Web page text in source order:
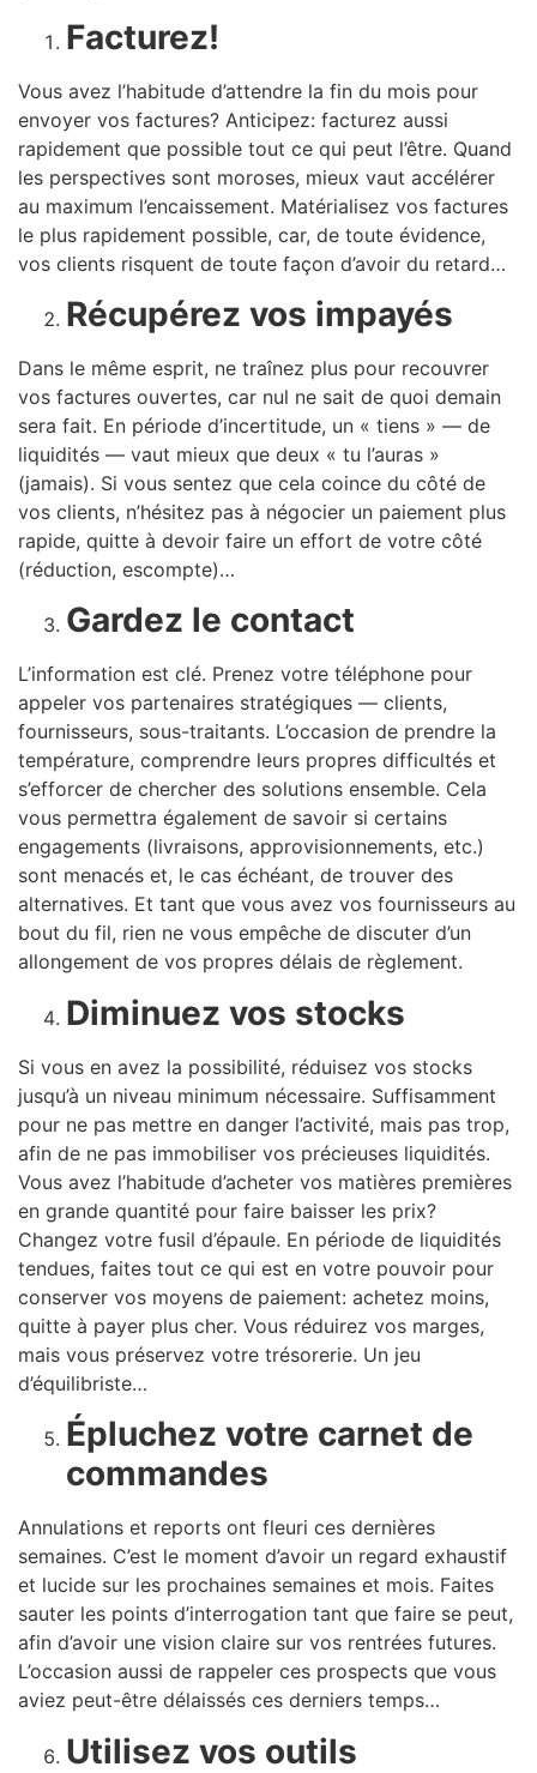
Facturez!
Vous avez l’habitude d’attendre la fin du mois pour
envoyer vos factures? Anticipez: facturez aussi
rapidement que possible tout ce qui peut l’être. Quand
les perspectives sont moroses, mieux vaut accélérer
au maximum l’encaissement. Matérialisez vos factures
le plus rapidement possible, car, de toute évidence,
vos clients risquent de toute façon d’avoir du retard…
Récupérez vos impayés
Dans le même esprit, ne traînez plus pour recouvrer
vos factures ouvertes, car nul ne sait de quoi demain
sera fait. En période d’incertitude, un « tiens » — de
liquidités — vaut mieux que deux « tu l’auras »
(jamais). Si vous sentez que cela coince du côté de
vos clients, n’hésitez pas à négocier un paiement plus
rapide, quitte à devoir faire un effort de votre côté
(réduction, escompte)…
Gardez le contact
L’information est clé. Prenez votre téléphone pour
appeler vos partenaires stratégiques — clients,
fournisseurs, sous-traitants. L’occasion de prendre la
température, comprendre leurs propres difficultés et
s’efforcer de chercher des solutions ensemble. Cela
vous permettra également de savoir si certains
engagements (livraisons, approvisionnements, etc.)
sont menacés et, le cas échéant, de trouver des
alternatives. Et tant que vous avez vos fournisseurs au
bout du fil, rien ne vous empêche de discuter d’un
allongement de vos propres délais de règlement.
Diminuez vos stocks
Si vous en avez la possibilité, réduisez vos stocks
jusqu’à un niveau minimum nécessaire. Suffisamment
pour ne pas mettre en danger l’activité, mais pas trop,
afin de ne pas immobiliser vos précieuses liquidités.
Vous avez l’habitude d’acheter vos matières premières
en grande quantité pour faire baisser les prix?
Changez votre fusil d’épaule. En période de liquidités
tendues, faites tout ce qui est en votre pouvoir pour
conserver vos moyens de paiement: achetez moins,
quitte à payer plus cher. Vous réduirez vos marges,
mais vous préservez votre trésorerie. Un jeu
d’équilibriste…
Épluchez votre carnet de
commandes
Annulations et reports ont fleuri ces dernières
semaines. C’est le moment d’avoir un regard exhaustif
et lucide sur les prochaines semaines et mois. Faites
sauter les points d’interrogation tant que faire se peut,
afin d’avoir une vision claire sur vos rentrées futures.
L’occasion aussi de rappeler ces prospects que vous
aviez peut-être délaissés ces derniers temps…
Utilisez vos outils